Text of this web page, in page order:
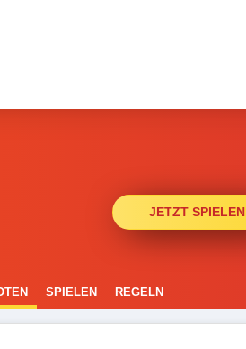
JETZT SPIELEN
SPIELEN REGELN